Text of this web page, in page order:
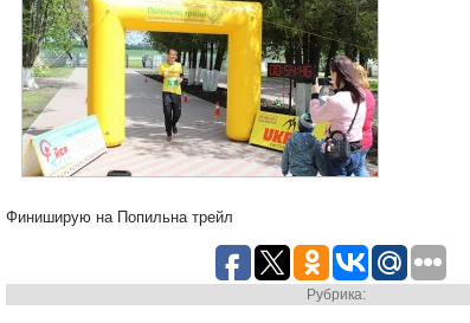
Финиширую на Попильна трейл
Рубрика: